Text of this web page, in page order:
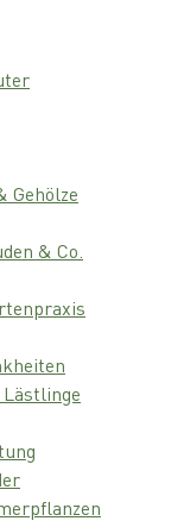
Gehölze
& Co.